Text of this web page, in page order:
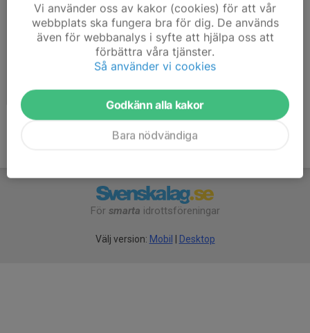
2022-04-11 | 6 st
För smarta idrottsföreningar
Välj version: Mobil Desktop
Vi använder oss av kakor (cookies) för att vår
webbplats ska fungera bra för dig. De används
även för webbanalys i syfte att hjälpa oss att
förbättra våra tjänster.
Så använder vi cookies
Godkänn alla kakor
Bara nödvändiga